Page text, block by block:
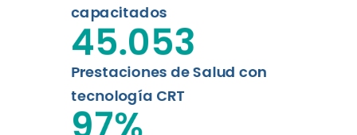
capacitados
Prestaciones de Salud con
tecnología CRT
45.053